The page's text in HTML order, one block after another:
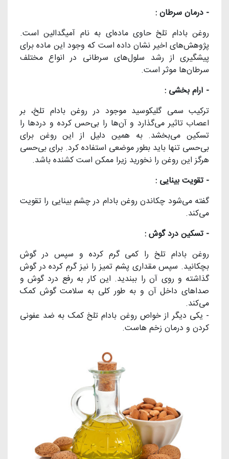
- درمان سرطان :
روغن بادام تلخ حاوی ماده‌ای به نام آمیگدالین است.
پژوهش‌های اخیر نشان داده است که وجود این ماده برای
پیشگیری از رشد سلول‌های سرطانی در انواع مختلف
سرطان‌ها موثر است.
- آرام بخشی :
ترکیب سمی گلیکوسید موجود در روغن بادام تلخ، بر
اعصاب تاثیر می‌گذارد و آن‌ها را بی‌حس کرده و دردها را
تسکین می‌بخشد. به همین دلیل از این روغن برای
بی‌حسی تنها باید بطور موضعی استفاده کرد. برای بی‌حسی
هرگز این روغن را نخورید زیرا ممکن است کشنده باشد.
- تقویت بینایی :
گفته می‌شود چکاندن روغن بادام در چشم بینایی را تقویت
می‌کند.
- تسکین درد گوش :
روغن بادام تلخ را کمی گرم کرده و سپس در گوش
بچکانید. سپس مقداری پشم تمیز را نیز گرم کرده در گوش
گذاشته و روی آن را ببندید. این کار به رفع درد گوش و
صداهای داخل آن و به طور کلی به سلامت گوش کمک
می‌کند.
- یکی دیگر از خواص روغن بادام تلخ کمک به ضد عفونی
کردن و درمان زخم هاست.